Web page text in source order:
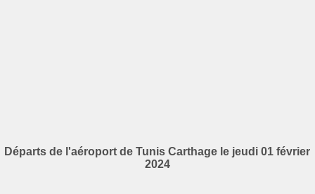
Départs de l'aéroport de Tunis Carthage le jeudi 01 février
2024